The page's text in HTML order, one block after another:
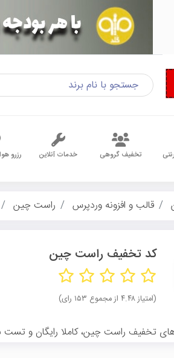
تخفیف گروهی خدمات آنلاین رزرو
قالب و افزونه وردپرس راست چین
کد تخفیف راست چین
(امتیاز ۴.۴۸ از مجموع ۱۵۳ رای)
تخفیف راست چین، کاملا رایگان و تست